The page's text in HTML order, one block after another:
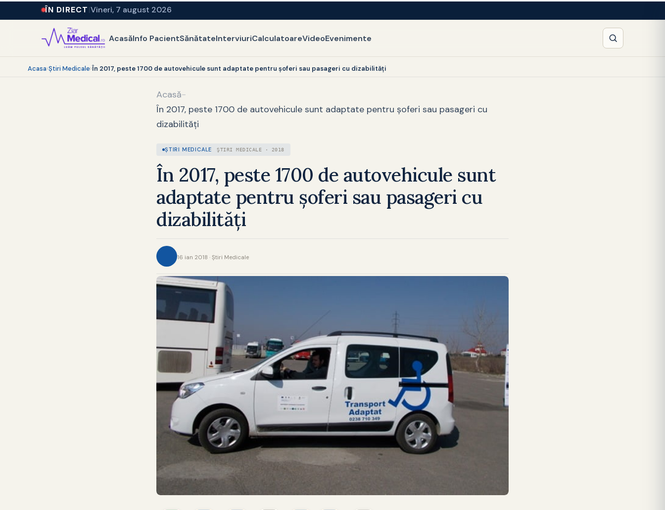
ÎN DIRECT Vineri, 7 august 2026
AcasăInfo PacientSănătateInterviuriCalculatoareVideoEvenimente
Acasa›Ştiri Medicale›În 2017, peste 1700 de autovehicule sunt adaptate pentru şoferi sau pasageri cu dizabilităţi
Acasă-
În 2017, peste 1700 de autovehicule sunt adaptate pentru şoferi sau pasageri cu
dizabilităţi
ŞTIRI MEDICALE ŞTIRI MEDICALE · 2018
În 2017, peste 1700 de autovehicule sunt
adaptate pentru şoferi sau pasageri cu
dizabilităţi
16 ian 2018 · Ştiri Medicale